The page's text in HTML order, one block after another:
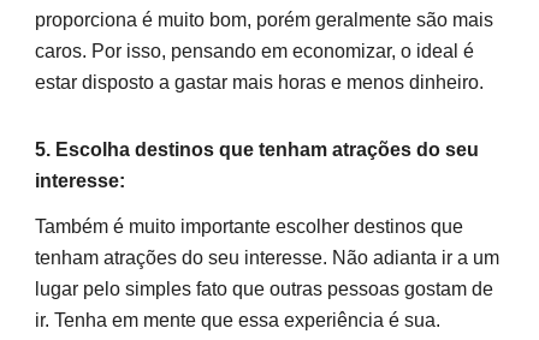
proporciona é muito bom, porém geralmente são mais
caros. Por isso, pensando em economizar, o ideal é
estar disposto a gastar mais horas e menos dinheiro.
5. Escolha destinos que tenham atrações do seu
interesse:
Também é muito importante escolher destinos que
tenham atrações do seu interesse. Não adianta ir a um
lugar pelo simples fato que outras pessoas gostam de
ir. Tenha em mente que essa experiência é sua.